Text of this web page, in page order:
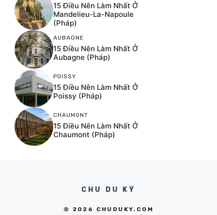
15 Điều Nên Làm Nhất Ở
Mandelieu-La-Napoule
(Pháp)
AUBAGNE
15 Điều Nên Làm Nhất Ở
Aubagne (Pháp)
POISSY
15 Điều Nên Làm Nhất Ở
Poissy (Pháp)
CHAUMONT
15 Điều Nên Làm Nhất Ở
Chaumont (Pháp)
CHU DU KÝ
© 2026 CHUDUKY.COM